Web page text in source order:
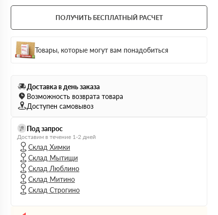
ПОЛУЧИТЬ БЕСПЛАТНЫЙ РАСЧЕТ
Товары, которые могут вам понадобиться
Доставка в день заказа
Возможность возврата товара
Доступен самовывоз
Под запрос
Доставим в течение 1-2 дней
Склад Химки
Склад Мытищи
Склад Люблино
Склад Митино
Склад Строгино